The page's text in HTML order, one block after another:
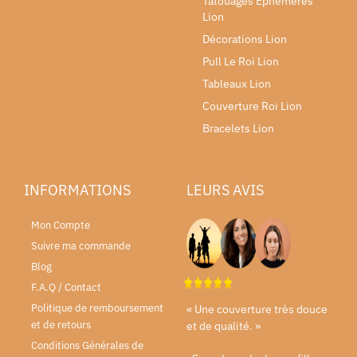
Lion
Décorations Lion
Pull Le Roi Lion
Tableaux Lion
Couverture Roi Lion
Bracelets Lion
INFORMATIONS
Mon Compte
Suivre ma commande
Blog
F.A.Q / Contact
Politique de remboursement
et de retours
Conditions Générales de
LEURS AVIS
« Une couverture très douce
et de qualité. »